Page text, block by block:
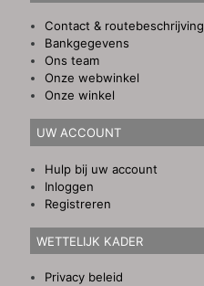
Contact & routebeschrijving
Bankgegevens
Ons team
Onze webwinkel
Onze winkel
UW ACCOUNT
Hulp bij uw account
Inloggen
Registreren
WETTELIJK KADER
Privacy beleid